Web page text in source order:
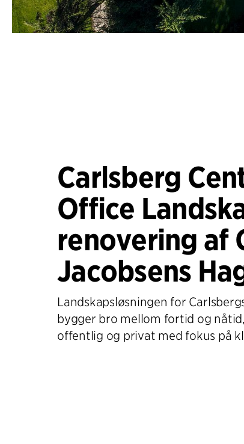
Carlsberg
Office
renovering af
Jacobsens
Landskapsløsningen for
bygger bro mellom fortid og
offentlig og privat med fokus på